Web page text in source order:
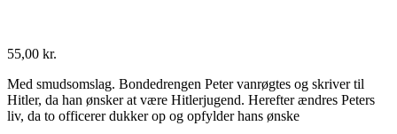
55,00 kr.
Med smudsomslag. Bondedrengen Peter vanrøgtes og skriver til
Hitler, da han ønsker at være Hitlerjugend. Herefter ændres Peters
liv, da to officerer dukker op og opfylder hans ønske